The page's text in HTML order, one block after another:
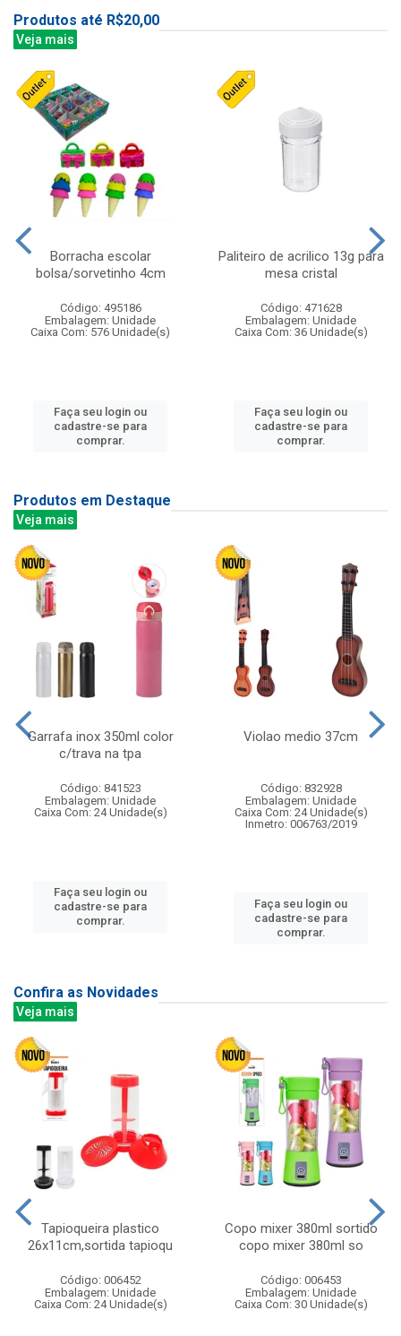
Produtos até R$20,00
Veja mais
Borracha escolar
bolsa/sorvetinho 4cm
Código: 495186
Embalagem: Unidade
Caixa Com: 576 Unidade(s)
Faça seu login ou
cadastre-se para
comprar.
Paliteiro de acrilico 13g para
mesa cristal
Código: 471628
Embalagem: Unidade
Caixa Com: 36 Unidade(s)
Faça seu login ou
cadastre-se para
comprar.
Produtos em Destaque
Veja mais
Garrafa inox 350ml color
c/trava na tpa
Código: 841523
Embalagem: Unidade
Caixa Com: 24 Unidade(s)
Faça seu login ou
cadastre-se para
comprar.
Violao medio 37cm
Código: 832928
Embalagem: Unidade
Caixa Com: 24 Unidade(s)
Inmetro: 006763/2019
Faça seu login ou
cadastre-se para
comprar.
Confira as Novidades
Veja mais
Tapioqueira plastico
26x11cm,sortida tapioqu
Código: 006452
Embalagem: Unidade
Caixa Com: 24 Unidade(s)
Copo mixer 380ml sortido
copo mixer 380ml so
Código: 006453
Embalagem: Unidade
Caixa Com: 30 Unidade(s)